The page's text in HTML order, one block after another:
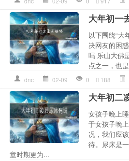
大年初一
以下围绕“大
决网友的困
吗 乐山大佛
点之一，也
dnc 02-09 0 188
大年初二
女孩子晚上
于女孩子晚
况，我们应
待。尿床是
童时期更为...